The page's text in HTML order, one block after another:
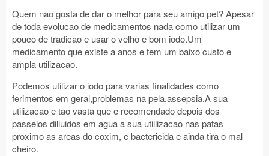
Quem nao gosta de dar o melhor para seu amigo pet? Apesar
de toda evolucao de medicamentos nada como utilizar um
pouco de tradicao e usar o velho e bom iodo.Um
medicamento que existe a anos e tem um baixo custo e
ampla utilizacao.
Podemos utilizar o iodo para varias finalidades como
ferimentos em geral,problemas na pela,assepsia.A sua
utilizacao e tao vasta que e recomendado depois dos
passeios diliuidos em agua a sua utillizacao nas patas
proximo as areas do coxim, e bactericida e ainda tira o mal
cheiro.